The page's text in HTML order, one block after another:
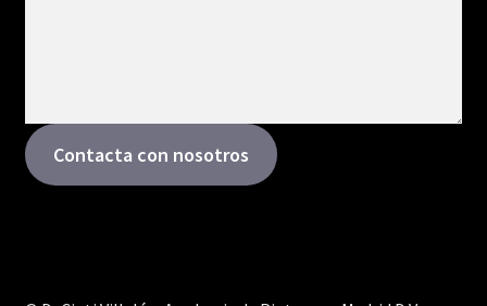
Contacta con nosotros